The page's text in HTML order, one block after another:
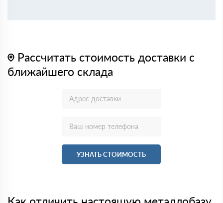
Рассчитать стоимость доставки с
ближайшего склада
УЗНАТЬ СТОИМОСТЬ